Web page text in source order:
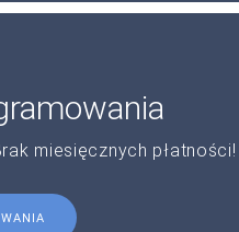
miesięcznych płatności!